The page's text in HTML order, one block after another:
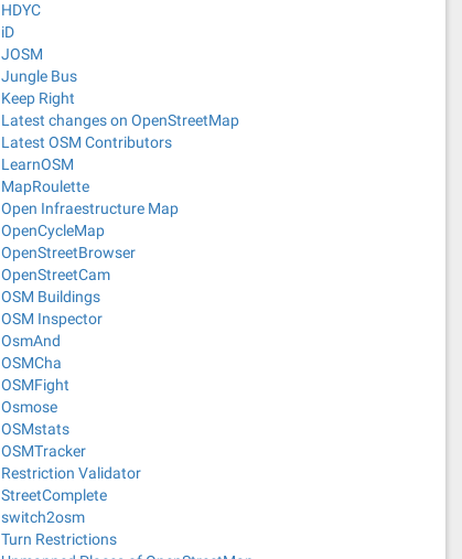
HDYC
iD
JOSM
Jungle Bus
Keep Right
Latest changes on OpenStreetMap
Latest OSM Contributors
LearnOSM
MapRoulette
Open Infraestructure Map
OpenCycleMap
OpenStreetBrowser
OpenStreetCam
OSM Buildings
OSM Inspector
OsmAnd
OSMCha
OSMFight
Osmose
OSMstats
OSMTracker
Restriction Validator
StreetComplete
switch2osm
Turn Restrictions